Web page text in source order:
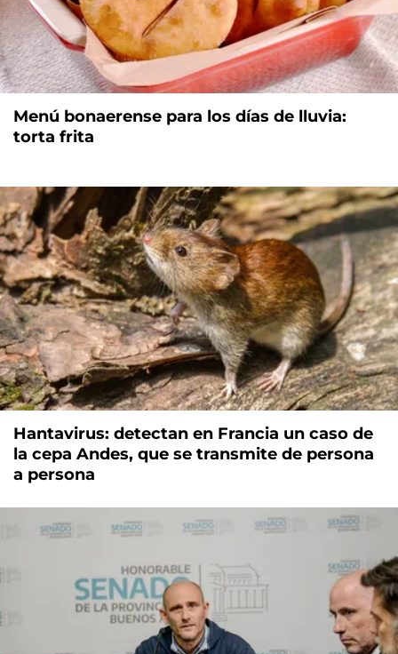
Menú bonaerense para los días de lluvia:
torta frita
Hantavirus: detectan en Francia un caso de
la cepa Andes, que se transmite de persona
a persona